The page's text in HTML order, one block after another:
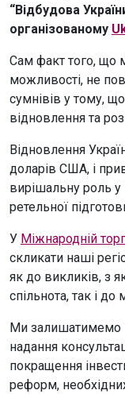
“Відбудова
організованому
Сам факт того, що
можливості, не
сумнівів у тому,
відновлення та
Відновлення
доларів США, і
вирішальну роль у
ретельної
У Міжнародній
скликати наші
як до викликів, з
спільнота, так і
Ми залишатимемо
надання
покращення
реформ,